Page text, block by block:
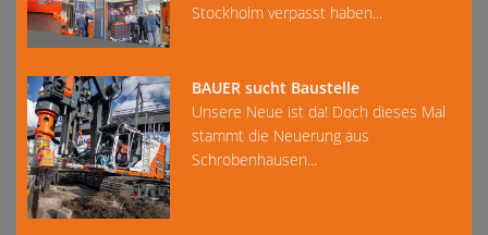
Stockholm verpasst haben...
BAUER sucht Baustelle
Unsere Neue ist da! Doch dieses Mal
stammt die Neuerung aus
Schrobenhausen...